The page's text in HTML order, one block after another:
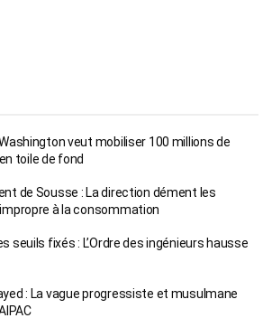
veut mobiliser 100 millions de
toile de fond
de Sousse : La direction dément les
à la consommation
seuils fixés : L’Ordre des ingénieurs hausse
: La vague progressiste et musulmane